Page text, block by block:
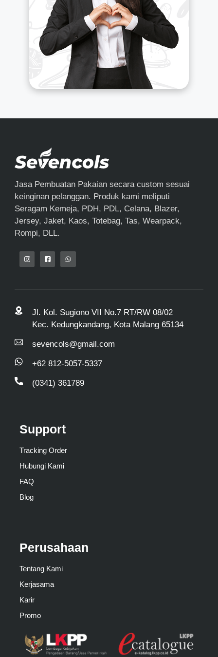
Jasa Pembuatan Pakaian secara custom sesuai
keinginan pelanggan. Produk kami meliputi
Seragam Kemeja, PDH, PDL, Celana, Blazer,
Jersey, Jaket, Kaos, Totebag, Tas, Wearpack,
Rompi, DLL.
Jl. Kol. Sugiono VII No.7 RT/RW 08/02
Kec. Kedungkandang, Kota Malang 65134
sevencols@gmail.com
+62 812-5057-5337
(0341) 361789
Support
Tracking Order
Hubungi Kami
FAQ
Blog
Perusahaan
Tentang Kami
Kerjasama
Karir
Promo